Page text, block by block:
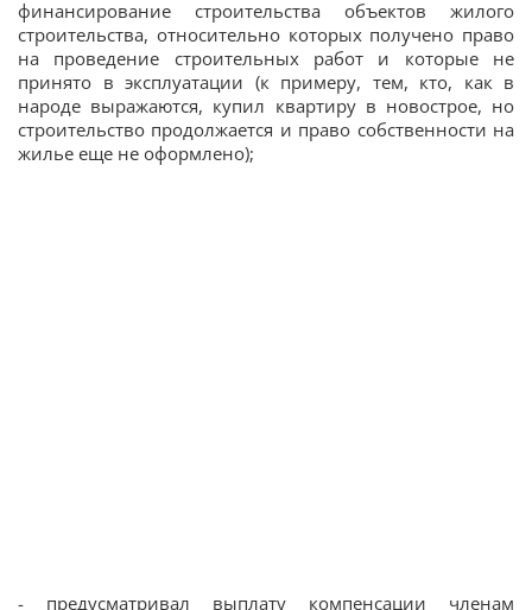
финансирование строительства объектов жилого
строительства, относительно которых получено право
на проведение строительных работ и которые не
принято в эксплуатации (к примеру, тем, кто, как в
народе выражаются, купил квартиру в новострое, но
строительство продолжается и право собственности на
жилье еще не оформлено);
- предусматривал выплату компенсации членам